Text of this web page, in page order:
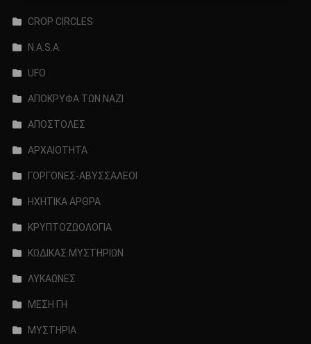
CROP CIRCLES
N.A.S.A.
UFO
ΑΠΟΚΡΥΦΑ ΤΩΝ ΝΑΖΙ
ΑΠΟΣΤΟΛΕΣ
ΑΡΧΑΙΟΤΗΤΑ
ΓΟΡΓΟΝΕΣ-ΑΒΥΣΣΑΛΕΟΙ
ΗΧΗΤΙΚΑ ΑΡΘΡΑ
ΚΡΥΠΤΟΖΩΟΛΟΓΙΑ
ΚΩΔΙΚΑΣ ΜΥΣΤΗΡΙΩΝ
ΛΥΚΑΩΝΕΣ
ΜΕΣΗ ΓΗ
ΜΥΣΤΗΡΙΑ